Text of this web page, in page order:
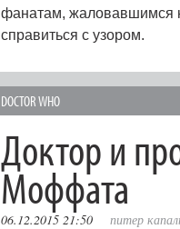
фанатам, жаловавшимся
справиться с узором.
DOCTOR WHO
Доктор и
Моффата
06.12.2015 21:50 питер